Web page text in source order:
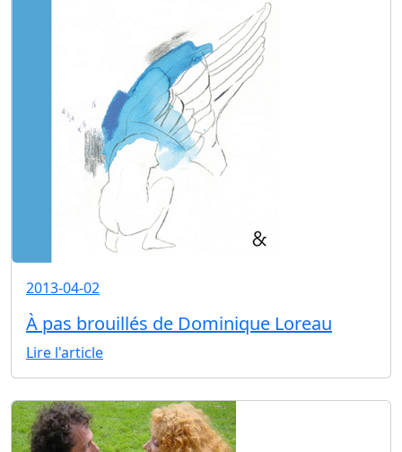
2013-04-02
À pas brouillés de Dominique Loreau
Lire l'article